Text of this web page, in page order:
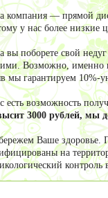
компания — прямой
у нас более низкие
вы поборете свой
Возможно, именно
мы гарантируем 10%-
есть возможность
3000 рублей, мы
Ваше здоровье.
на
контроль